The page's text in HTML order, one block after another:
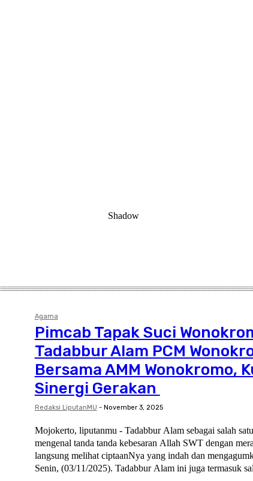
Agama
Pimcab Tapak Suci
Tadabbur Alam PCM
Bersama AMM Wonokromo,
Sinergi Gerakan
Redaksi LiputanMU - November 3, 2025
Mojokerto, liputanmu - Tadabbur Alam sebagai salah
mengenal tanda tanda kebesaran Allah SWT dengan
langsung melihat ciptaanNya yang indah dan
Senin, (03/11/2025). Tadabbur Alam ini juga